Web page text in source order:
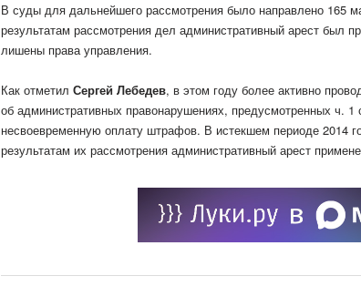
В суды для дальнейшего рассмотрения было направлено 165
результатам рассмотрения дел административный арест был
лишены права управления.
Как отметил Сергей Лебедев, в этом году более активно
об административных правонарушениях, предусмотренных ч.
несвоевременную оплату штрафов. В истекшем периоде 2014
результатам их рассмотрения административный арест